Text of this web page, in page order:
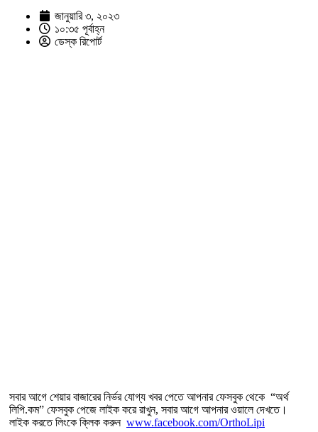
জানুয়ারি ৩, ২০২৩
১০:৩৫ পূর্বাহ্ন
ডেস্ক রিপোর্ট
সবার আগে শেয়ার বাজারের নির্ভর যোগ্য খবর পেতে আপনার ফেসবুক থেকে “অর্থ
লিপি.কম” ফেসবুক পেজে লাইক করে রাখুন, সবার আগে আপনার ওয়ালে দেখতে।
লাইক করতে লিংকে ক্লিক করুন www.facebook.com/OrthoLipi